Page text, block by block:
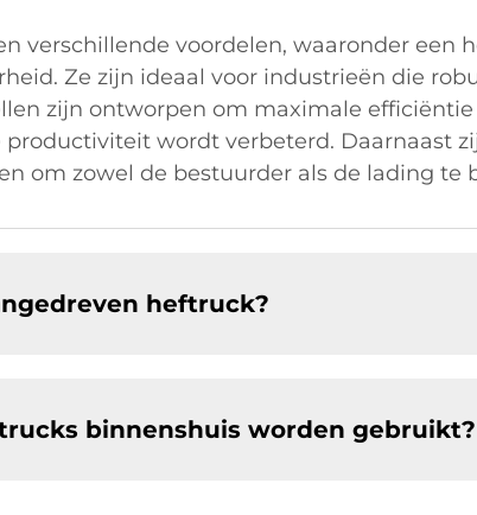
verschillende voordelen, waaronder een
Ze zijn ideaal voor industrieën die
zijn ontworpen om maximale
wordt verbeterd. Daarnaast
om zowel de bestuurder als de lading te
heftruck?
binnenshuis worden gebruikt?